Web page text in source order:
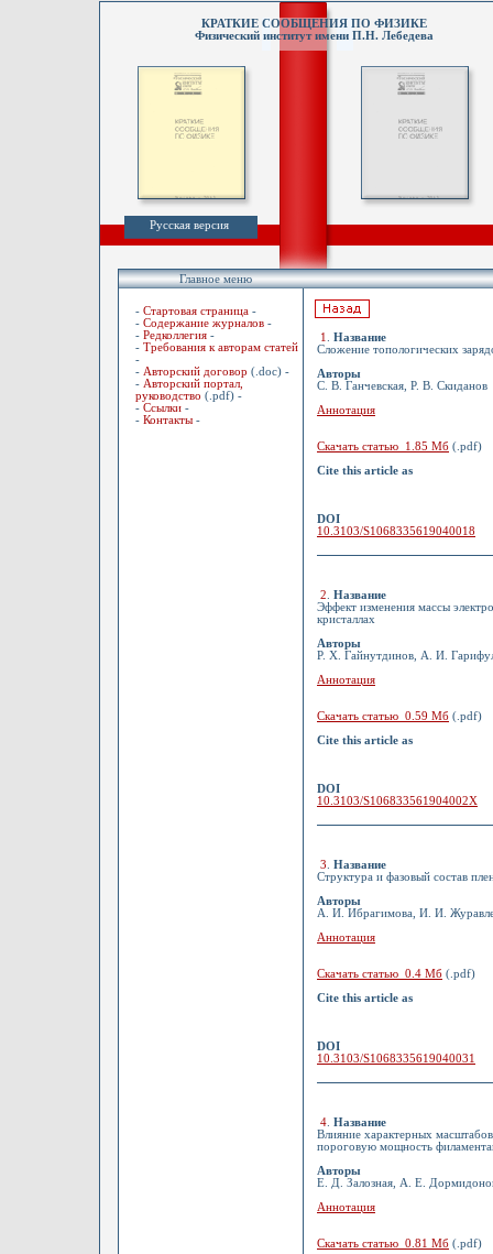
КРАТКИЕ СООБЩЕНИЯ ПО ФИЗИКЕ
Физический институт имени П.Н. Лебедева
Русская версия
Главное меню
- Стартовая страница -
- Содержание журналов -
- Редколлегия -
- Требования к авторам статей
-
- Авторский договор (.doc) -
- Авторский портал,
руководство (.pdf) -
- Ссылки -
- Контакты -
1
Название
Сложение топологических
Авторы
С. В. Ганчевская, Р. В. Скиданов
Аннотация
Скачать статью 1.85 Мб (.pdf)
Cite this article as
DOI
10.3103/S1068335619040018
2
Название
Эффект изменения массы
кристаллах
Авторы
Р. Х. Гайнутдинов, А. И.
Аннотация
Скачать статью 0.59 Мб (.pdf)
Cite this article as
DOI
10.3103/S106833561904002X
3
Название
Структура и фазовый состав
Авторы
А. И. Ибрагимова, И. И.
Аннотация
Скачать статью 0.4 Мб (.pdf)
Cite this article as
DOI
10.3103/S1068335619040031
4 Название
Влияние характерных
пороговую мощность
Авторы
Е. Д. Залозная, А. Е.
Аннотация
Скачать статью 0.81 Мб (.pdf)